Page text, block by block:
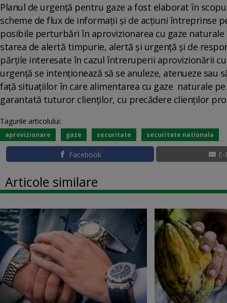
Planul de urgență pentru gaze a fost elaborat în
scheme de flux de informații și de acțiuni întreprinse
posibile perturbări în aprovizionarea cu gaze
starea de alertă timpurie, alertă și urgență și de
părțile interesate în cazul întreruperii aprovizionării
urgență se intenționează să se anuleze, atenueze
față situațiilor în care alimentarea cu gaze naturale
garantată tuturor clienților, cu precădere clienților
Tagurile articolului:
aprovizionare gaze securitate securitate nationala
Facebook
Articole similare